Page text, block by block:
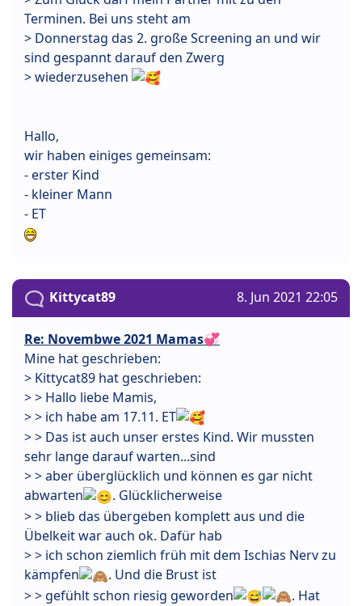
Terminen. Bei uns steht am
> Donnerstag das 2. große Screening an und wir
sind gespannt darauf den Zwerg
> wiederzusehen
Hallo,
wir haben einiges gemeinsam:
- erster Kind
- kleiner Mann
- ET
Kittycat89 8. Jun 2021 22:05
Re: Novembwe 2021 Mamas💞
Mine hat geschrieben:
> Kittycat89 hat geschrieben:
> > Hallo liebe Mamis,
> > ich habe am 17.11. ET
> > Das ist auch unser erstes Kind. Wir mussten
sehr lange darauf warten...sind
> > aber überglücklich und können es gar nicht
abwarten
. Glücklicherweise
> > blieb das übergeben komplett aus und die
Übelkeit war auch ok. Dafür hab
> > ich schon ziemlich früh mit dem Ischias Nerv zu
kämpfen
. Und die Brust ist
> > gefühlt schon riesig geworden
. Hat